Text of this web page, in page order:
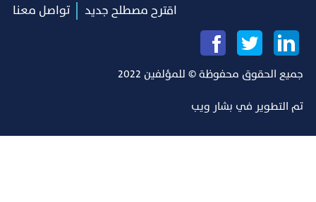
اقترح مصطلح جديد
تواصل معنا
جميع الحقوق محفوظة © للمؤلفين 2022
تم التطوير في بشار ويب